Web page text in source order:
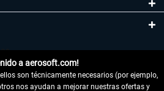
a aerosoft.com!
son técnicamente necesarios (por ejemplo,
nos ayudan a mejorar nuestras ofertas y